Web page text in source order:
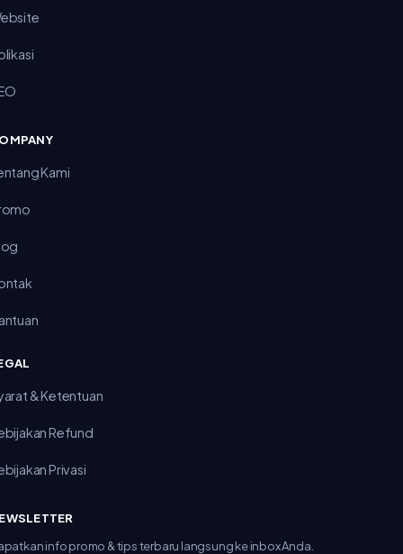
Kami
& Ketentuan
Refund
Privasi
info promo & tips terbaru langsung ke inbox Anda.